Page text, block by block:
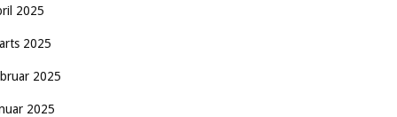
2025
2025
2025
2025